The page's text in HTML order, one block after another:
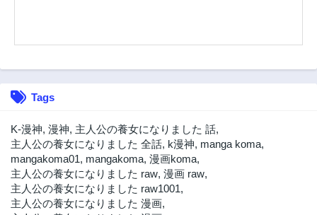
112話
1年前
110話
1年前
109話
1年前
108話
1年前
107話
1年前
106話
2年前
Tags
K-漫神, 漫神, 主人公の養女になりました 話,
主人公の養女になりました 全話, k漫神, manga koma,
mangakoma01, mangakoma, 漫画koma,
主人公の養女になりました raw, 漫画 raw,
主人公の養女になりました raw1001,
主人公の養女になりました 漫画,